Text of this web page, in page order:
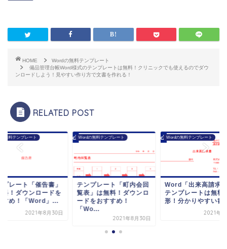
HOME
Wordの無料テンプレート
備品管理台帳Word様式のテンプレートは無料！クリニックでも使えるのでダウ
ンロードしよう！見やすい作り方で文書を作れる！
RELATED POST
無料テンプレート
プレート「催告書」
料！ダウンロードを
すめ！「Word」...
2021年8月30日
Wordの無料テンプレート
テンプレート「町内会回
覧表」は無料！ダウンロ
ードをおすすめ！
「Wo...
2021年8月30日
Wordの無料テンプレート
Word「出来高請求
テンプレートは無料
形！分かりやすい書
2021年9